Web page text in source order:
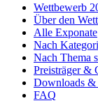
Wettbewerb
Über den
Alle Exponate
Nach
Nach Thema
Preisträger &
Downloads &
FAQ